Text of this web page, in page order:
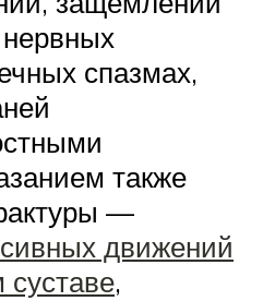
спазмах,
также
—
движений
суставе,